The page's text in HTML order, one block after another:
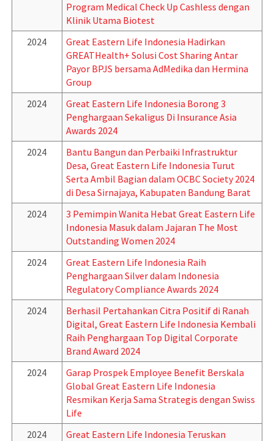
Program Medical Check Up Cashless dengan
Klinik Utama Biotest
2024
Great Eastern Life Indonesia Hadirkan
GREATHealth+ Solusi Cost Sharing Antar
Payor BPJS bersama AdMedika dan Hermina
Group
2024
Great Eastern Life Indonesia Borong 3
Penghargaan Sekaligus Di Insurance Asia
Awards 2024
2024
Bantu Bangun dan Perbaiki Infrastruktur
Desa, Great Eastern Life Indonesia Turut
Serta Ambil Bagian dalam OCBC Society 2024
di Desa Sirnajaya, Kabupaten Bandung Barat
2024
3 Pemimpin Wanita Hebat Great Eastern Life
Indonesia Masuk dalam Jajaran The Most
Outstanding Women 2024
2024
Great Eastern Life Indonesia Raih
Penghargaan Silver dalam Indonesia
Regulatory Compliance Awards 2024
2024
Berhasil Pertahankan Citra Positif di Ranah
Digital, Great Eastern Life Indonesia Kembali
Raih Penghargaan Top Digital Corporate
Brand Award 2024
2024
Garap Prospek Employee Benefit Berskala
Global Great Eastern Life Indonesia
Resmikan Kerja Sama Strategis dengan Swiss
Life
2024
Great Eastern Life Indonesia Teruskan